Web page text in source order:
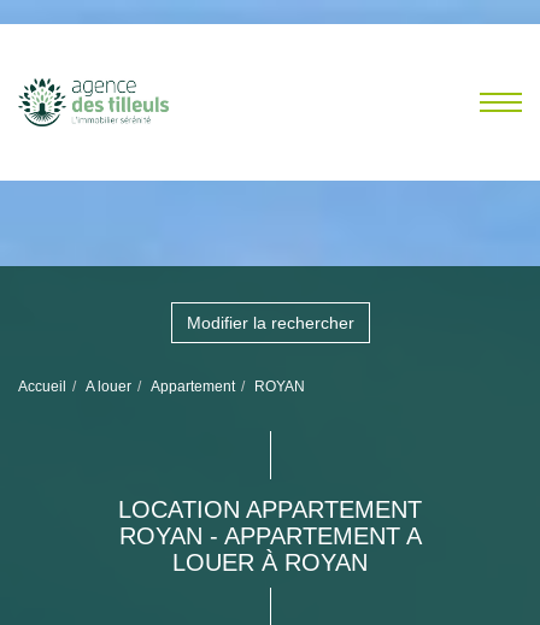
Modifier la rechercher
Accueil A louer Appartement ROYAN
LOCATION APPARTEMENT
ROYAN - APPARTEMENT A
LOUER À ROYAN